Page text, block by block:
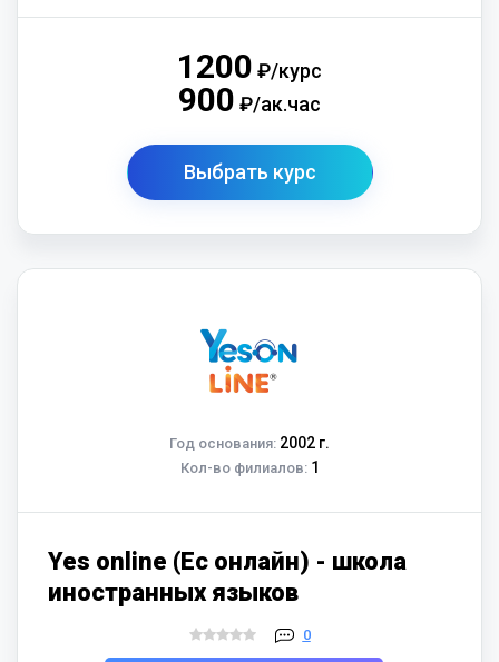
1200 ₽/курс
900 ₽/ак.час
Выбрать курс
Год основания: 2002 г.
Кол-во филиалов:1
Yes online (Ес онлайн) - школа
иностранных языков
0